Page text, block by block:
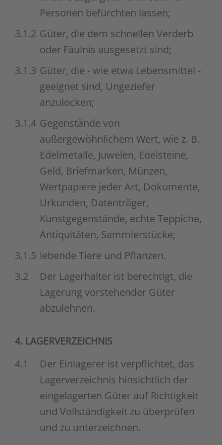
Personen befürchten lassen;
3.1.2 Güter, die dem schnellen Verderb
oder Fäulnis ausgesetzt sind;
3.1.3 Güter, die - wie etwa Lebensmittel -
geeignet sind, Ungeziefer
anzulocken;
3.1.4 Gegenstände von
außergewöhnlichem Wert, wie z. B.
Edelmetalle, Juwelen, Edelsteine,
Geld, Briefmarken, Münzen,
Wertpapiere jeder Art, Dokumente,
Urkunden, Datenträger,
Kunstgegenstände, echte Teppiche,
Antiquitäten, Sammlerstücke;
3.1.5 lebende Tiere und Pflanzen.
3.2
Der Lagerhalter ist berechtigt, die
Lagerung vorstehender Güter
abzulehnen.
4. LAGERVERZEICHNIS
4.1
Der Einlagerer ist verpflichtet, das
Lagerverzeichnis hinsichtlich der
eingelagerten Güter auf Richtigkeit
und Vollständigkeit zu überprüfen
und zu unterzeichnen.